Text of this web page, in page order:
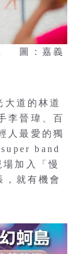
圖：嘉義
道的林道
李晉瑋、百
人最愛的獨
band
加入「慢
就有機會